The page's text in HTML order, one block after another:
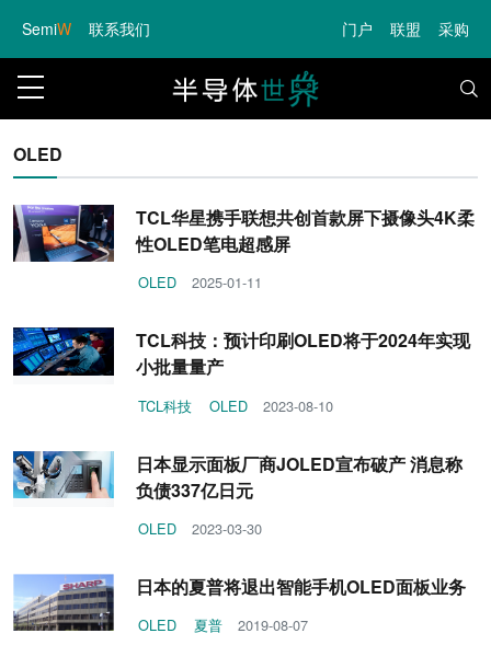
SemiW 联系我们 门户 联盟 采购
OLED
TCL华星携手联想共创首款屏下摄像头4K柔
性OLED笔电超感屏
OLED 2025-01-11
TCL科技：预计印刷OLED将于2024年实现
小批量量产
TCL科技 OLED 2023-08-10
日本显示面板厂商JOLED宣布破产 消息称
负债337亿日元
OLED 2023-03-30
日本的夏普将退出智能手机OLED面板业务
OLED 夏普 2019-08-07